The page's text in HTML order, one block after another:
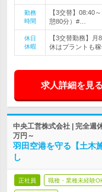
勤務
時間
【3交替】08:40
憩80分）#…
休日
休暇
【3交替勤務】
休はプラントも
求人詳細を見る
中央工営株式会社 | 完全週
万円～
羽田空港を守る【土木
し
正社員 職種・業種未経験